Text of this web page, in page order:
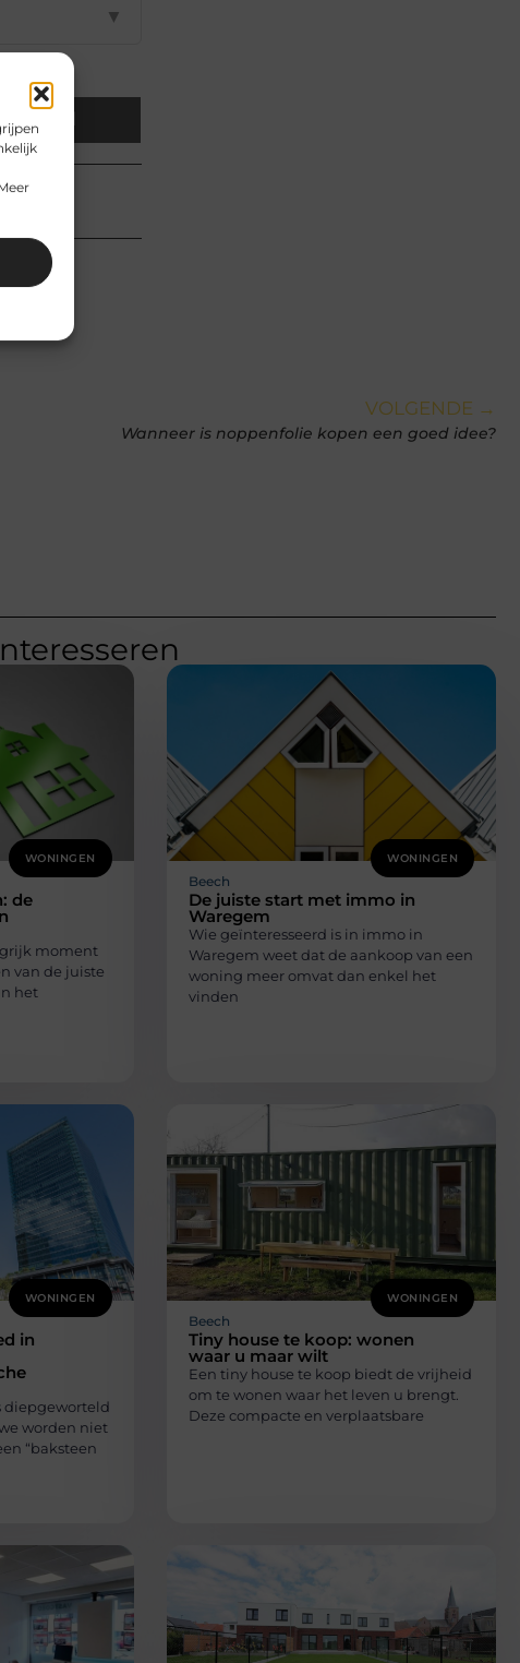
▼
van
VOLGENDE →
Wanneer is noppenfolie kopen een goed idee?
WONINGEN
de
moment
van de juiste
het
WONINGEN
Beech
De juiste start met immo in
Waregem
Wie geïnteresseerd is in immo in
Waregem weet dat de aankoop van een
woning meer omvat dan enkel het
vinden
WONINGEN
in
diepgeworteld
worden niet
“baksteen
WONINGEN
Beech
Tiny house te koop: wonen
waar u maar wilt
Een tiny house te koop biedt de vrijheid
om te wonen waar het leven u brengt.
Deze compacte en verplaatsbare